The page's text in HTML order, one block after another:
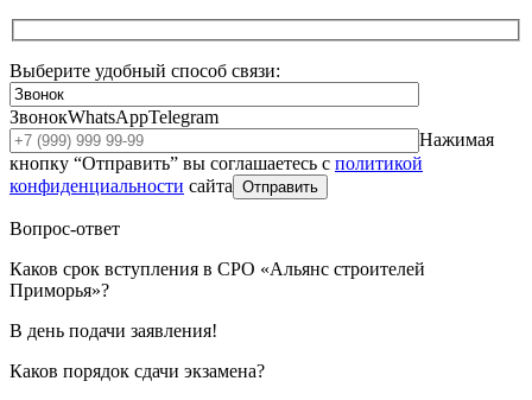
Выберите удобный способ связи:
ЗвонокWhatsAppTelegram
Нажимая
кнопку “Отправить” вы соглашаетесь с политикой
конфиденциальности сайта Отправить
Вопрос-ответ
Каков срок вступления в СРО «Альянс строителей
Приморья»?
В день подачи заявления!
Каков порядок сдачи экзамена?